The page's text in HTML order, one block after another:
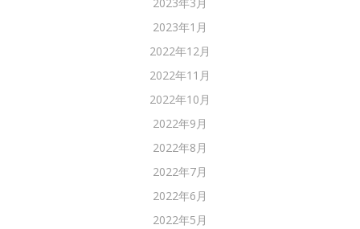
2023年1月
2022年12月
2022年11月
2022年10月
2022年9月
2022年8月
2022年7月
2022年6月
2022年5月